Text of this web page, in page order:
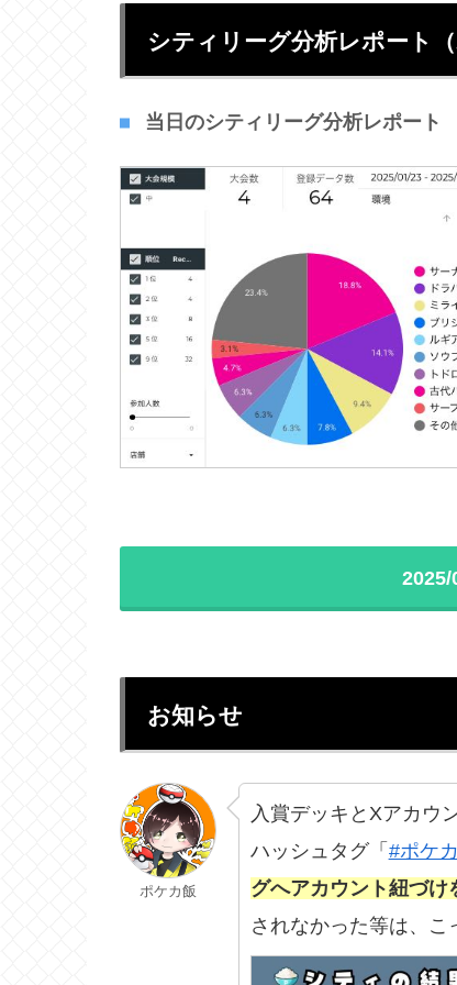
シティリーグ分析レポート
当日のシティリーグ分析レポート
2025/
お知らせ
ポケカ飯
入賞デッキとXアカウ
ハッシュタグ「 #ポケ
グへアカウント紐づけ
されなかった等は、こ